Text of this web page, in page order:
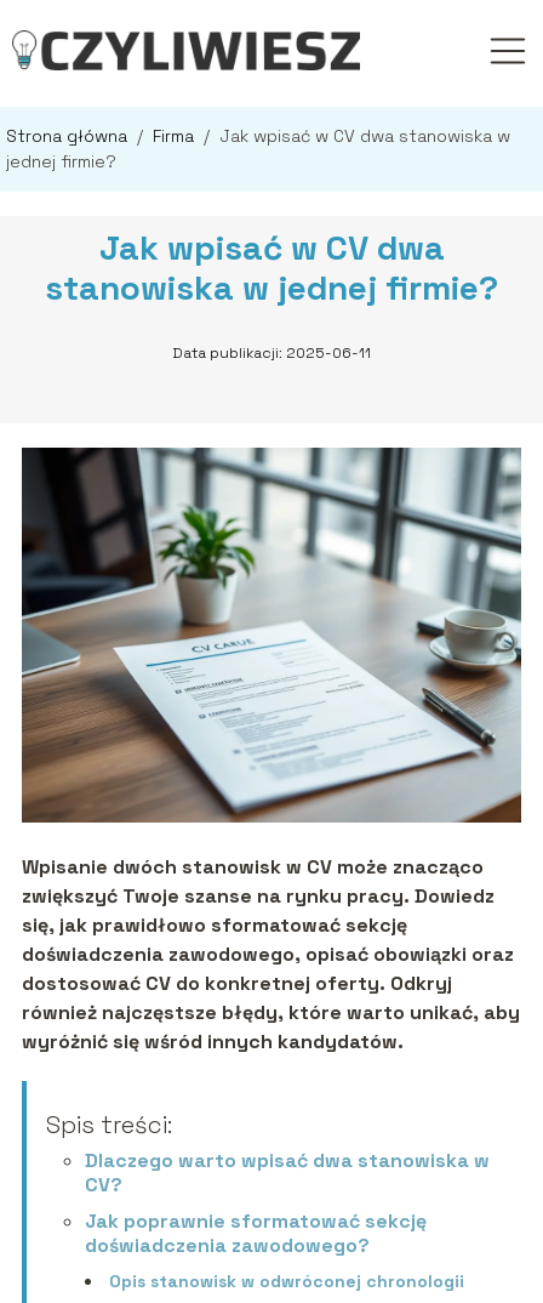
Strona główna / Firma / Jak wpisać w CV dwa stanowiska w
jednej firmie?
Jak wpisać w CV dwa
stanowiska w jednej firmie?
Data publikacji: 2025-06-11
Wpisanie dwóch stanowisk w CV może znacząco
zwiększyć Twoje szanse na rynku pracy. Dowiedz
się, jak prawidłowo sformatować sekcję
doświadczenia zawodowego, opisać obowiązki oraz
dostosować CV do konkretnej oferty. Odkryj
również najczęstsze błędy, które warto unikać, aby
wyróżnić się wśród innych kandydatów.
Spis treści:
Dlaczego warto wpisać dwa stanowiska w
CV?
Jak poprawnie sformatować sekcję
doświadczenia zawodowego?
Opis stanowisk w odwróconej chronologii